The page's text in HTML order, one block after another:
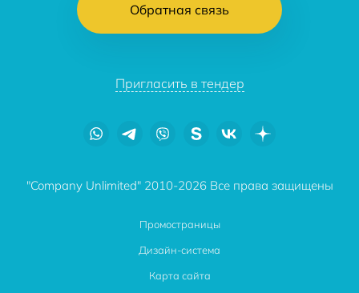
Обратная связь
Пригласить в тендер
"Company Unlimited" 2010-2026 Все права защищены
Промостраницы
Дизайн-система
Карта сайта